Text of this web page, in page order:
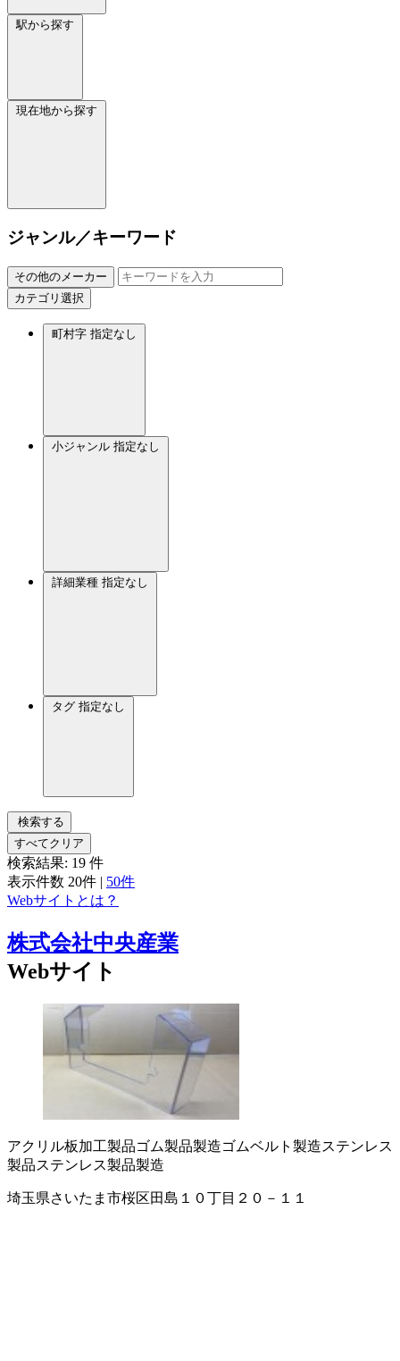
駅から探す
現在地から探す
ジャンル／キーワード
その他のメーカー
カテゴリ選択
町村字 指定なし
小ジャンル 指定なし
詳細業種 指定なし
タグ 指定なし
検索する
すべてクリア
検索結果: 19 件
表示件数 20件 | 50件
Webサイトとは？
株式会社中央産業
Webサイト
アクリル板加工製品ゴム製品製造ゴムベルト製造ステンレス
製品ステンレス製品製造
埼玉県さいたま市桜区田島１０丁目２０－１１